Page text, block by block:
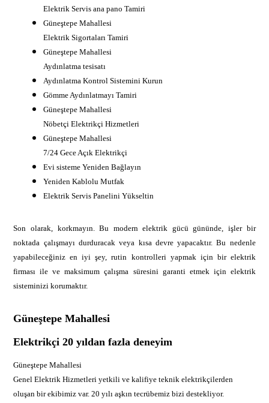
Elektrik Servis ana pano Tamiri
Güneştepe Mahallesi
Elektrik Sigortaları Tamiri
Güneştepe Mahallesi
Aydınlatma tesisatı
Aydınlatma Kontrol Sistemini Kurun
Gömme Aydınlatmayı Tamiri
Güneştepe Mahallesi
Nöbetçi Elektrikçi Hizmetleri
Güneştepe Mahallesi
7/24 Gece Açık Elektrikçi
Evi sisteme Yeniden Bağlayın
Yeniden Kablolu Mutfak
Elektrik Servis Panelini Yükseltin
Son olarak, korkmayın. Bu modern elektrik gücü gününde, işler bir
noktada çalışmayı durduracak veya kısa devre yapacaktır. Bu nedenle
yapabileceğiniz en iyi şey, rutin kontrolleri yapmak için bir elektrik
firması ile ve maksimum çalışma süresini garanti etmek için elektrik
sisteminizi korumaktır.
Güneştepe Mahallesi
Elektrikçi 20 yıldan fazla deneyim
Güneştepe Mahallesi
Genel Elektrik Hizmetleri yetkili ve kalifiye teknik elektrikçilerden
oluşan bir ekibimiz var. 20 yılı aşkın tecrübemiz bizi destekliyor.